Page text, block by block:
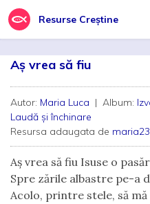
Resurse Creștine
Aș vrea să fiu
Autor: Maria Luca | Album:
Laudă și închinare
Resursa adaugata de
Aș vrea să fiu Isuse o
Spre zările albastre pe-a
Acolo, printre stele, să